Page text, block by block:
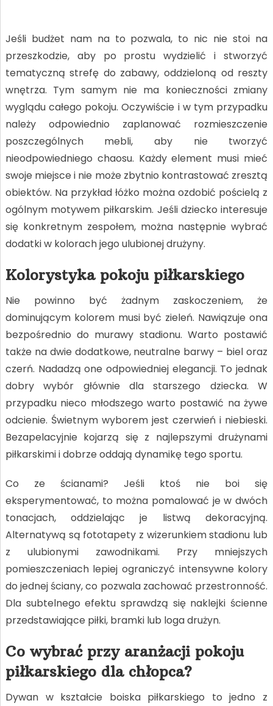
Jeśli budżet nam na to pozwala, to nic nie stoi na
przeszkodzie, aby po prostu wydzielić i stworzyć
tematyczną strefę do zabawy, oddzieloną od reszty
wnętrza. Tym samym nie ma konieczności zmiany
wyglądu całego pokoju. Oczywiście i w tym przypadku
należy odpowiednio zaplanować rozmieszczenie
poszczególnych mebli, aby nie tworzyć
nieodpowiedniego chaosu. Każdy element musi mieć
swoje miejsce i nie może zbytnio kontrastować zresztą
obiektów. Na przykład łóżko można ozdobić pościelą z
ogólnym motywem piłkarskim. Jeśli dziecko interesuje
się konkretnym zespołem, można następnie wybrać
dodatki w kolorach jego ulubionej drużyny.
Kolorystyka pokoju piłkarskiego
Nie powinno być żadnym zaskoczeniem, że
dominującym kolorem musi być zieleń. Nawiązuje ona
bezpośrednio do murawy stadionu. Warto postawić
także na dwie dodatkowe, neutralne barwy – biel oraz
czerń. Nadadzą one odpowiedniej elegancji. To jednak
dobry wybór głównie dla starszego dziecka. W
przypadku nieco młodszego warto postawić na żywe
odcienie. Świetnym wyborem jest czerwień i niebieski.
Bezapelacyjnie kojarzą się z najlepszymi drużynami
piłkarskimi i dobrze oddają dynamikę tego sportu.
Co ze ścianami? Jeśli ktoś nie boi się
eksperymentować, to można pomalować je w dwóch
tonacjach, oddzielając je listwą dekoracyjną.
Alternatywą są fototapety z wizerunkiem stadionu lub
z ulubionymi zawodnikami. Przy mniejszych
pomieszczeniach lepiej ograniczyć intensywne kolory
do jednej ściany, co pozwala zachować przestronność.
Dla subtelnego efektu sprawdzą się naklejki ścienne
przedstawiające piłki, bramki lub loga drużyn.
Co wybrać przy aranżacji pokoju
piłkarskiego dla chłopca?
Dywan w kształcie boiska piłkarskiego to jedno z